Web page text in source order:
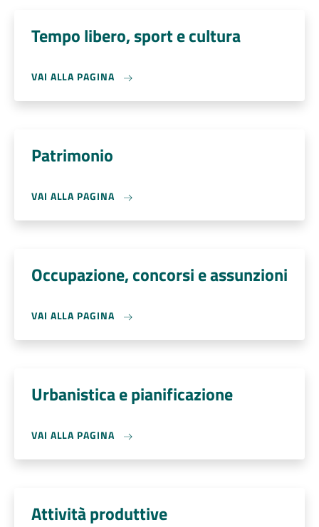
Tempo libero, sport e cultura
VAI ALLA PAGINA
Patrimonio
VAI ALLA PAGINA
Occupazione, concorsi e assunzioni
VAI ALLA PAGINA
Urbanistica e pianificazione
VAI ALLA PAGINA
Attività produttive